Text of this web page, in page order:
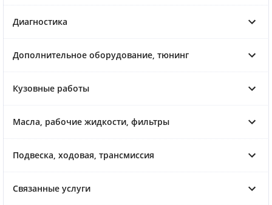
Диагностика
Дополнительное оборудование, тюнинг
Кузовные работы
Масла, рабочие жидкости, фильтры
Подвеска, ходовая, трансмиссия
Связанные услуги